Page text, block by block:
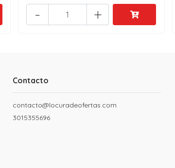
+
-
Contacto
contacto@locuradeofertas.com
3015355696